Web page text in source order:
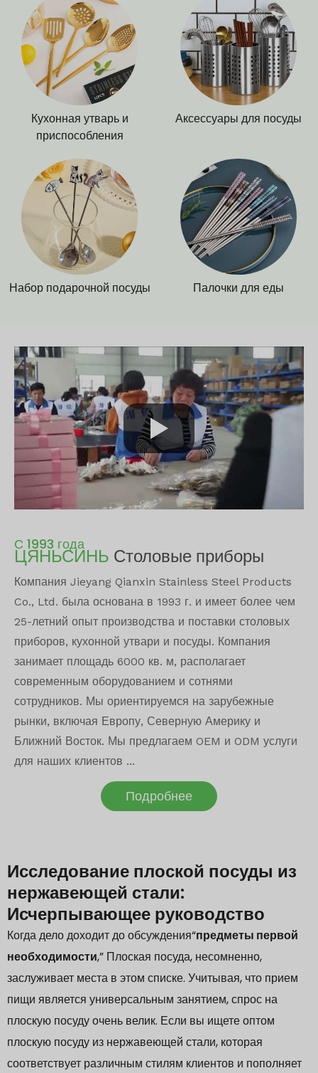
Кухонная утварь и
приспособления
Аксессуары для посуды
Набор подарочной посуды Палочки для еды
С 1993 года
ЦЯНЬСИНЬ Столовые приборы
Компания Jieyang Qianxin Stainless Steel Products
Co., Ltd. была основана в 1993 г. и имеет более чем
25-летний опыт производства и поставки столовых
приборов, кухонной утвари и посуды. Компания
занимает площадь 6000 кв. м, располагает
современным оборудованием и сотнями
сотрудников. Мы ориентируемся на зарубежные
рынки, включая Европу, Северную Америку и
Ближний Восток. Мы предлагаем OEM и ODM услуги
для наших клиентов ...
Подробнее
Исследование плоской посуды из
нержавеющей стали:
Исчерпывающее руководство
Когда дело доходит до обсуждения“предметы первой
необходимости,” Плоская посуда, несомненно,
заслуживает места в этом списке. Учитывая, что прием
пищи является универсальным занятием, спрос на
плоскую посуду очень велик. Если вы ищете оптом
плоскую посуду из нержавеющей стали, которая
соответствует различным стилям клиентов и пополняет